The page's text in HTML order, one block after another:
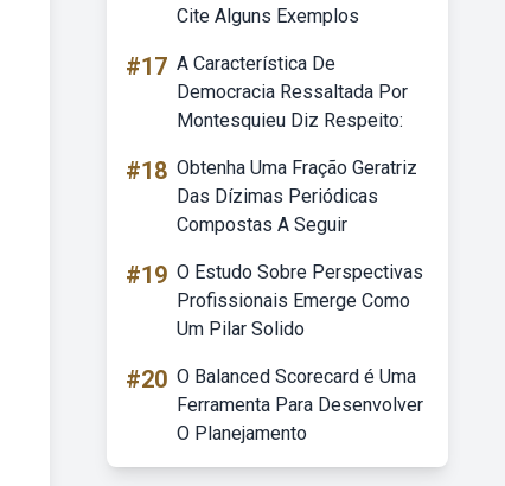
Cite Alguns Exemplos
#17 A Característica De
Democracia Ressaltada Por
Montesquieu Diz Respeito:
#18 Obtenha Uma Fração Geratriz
Das Dízimas Periódicas
Compostas A Seguir
#19 O Estudo Sobre Perspectivas
Profissionais Emerge Como
Um Pilar Solido
#20 O Balanced Scorecard é Uma
Ferramenta Para Desenvolver
O Planejamento